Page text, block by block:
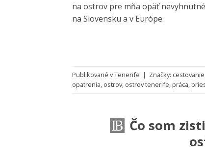
na ostrov pre mňa opäť
na Slovensku a v Európe.
Publikované vTenerife | Značky: cestovanie
opatrenia, ostrov, ostrov tenerife,práca,
Čo som